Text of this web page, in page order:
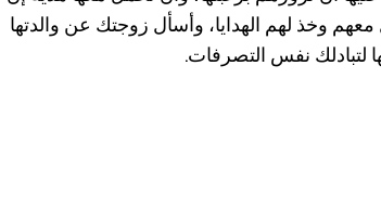
وخذ لهم الهدايا، وأسأل زوجتك عن والدتها
لتبادلك نفس التصرفات.